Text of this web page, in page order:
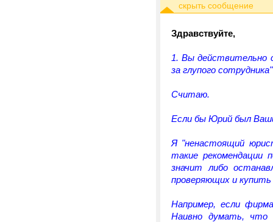
Здравствуйте,
1. Вы действительно
за глупого
Считаю.
Если бы Юрий был
Я "ненастоящий
такие рекомендации
значит либо
проверяющих и купить
Например, если
Наивно думать, что